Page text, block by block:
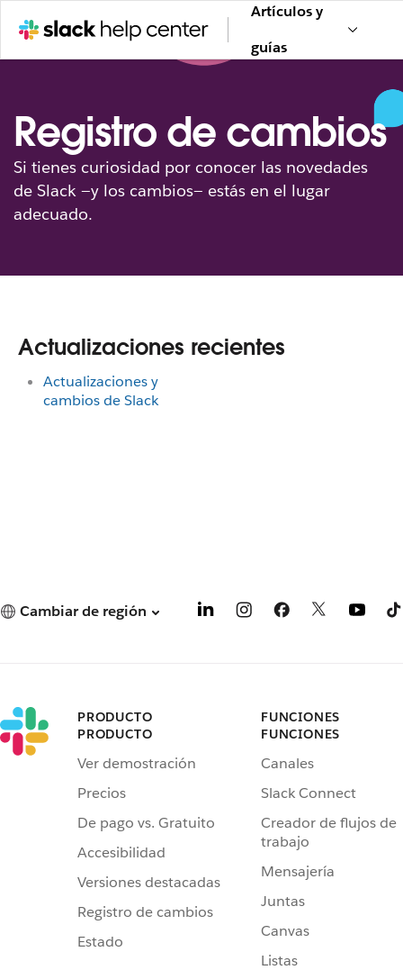
Artículos y
guías
Registro de cambios
Si tienes curiosidad por conocer las novedades
de Slack —y los cambios— estás en el lugar
adecuado.
Actualizaciones recientes
Actualizaciones y
cambios de Slack
Cambiar de región
PRODUCTO
PRODUCTO
Ver demostración
Precios
De pago vs. Gratuito
Accesibilidad
Versiones destacadas
Registro de cambios
Estado
FUNCIONES
FUNCIONES
Canales
Slack Connect
Creador de flujos de
trabajo
Mensajería
Juntas
Canvas
Listas